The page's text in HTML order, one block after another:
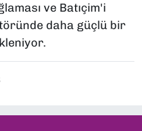
ve Batıçim'i
daha güçlü bir